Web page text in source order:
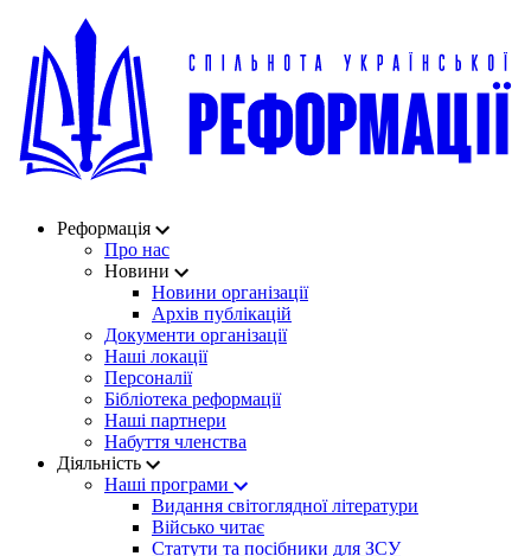
Реформація
Про нас
Новини
Новини організації
Архів публікацій
Документи організації
Наші локації
Персоналії
Бібліотека реформації
Наші партнери
Набуття членства
Діяльність
Наші програми
Видання світоглядної літератури
Військо читає
Статути та посібники для ЗСУ